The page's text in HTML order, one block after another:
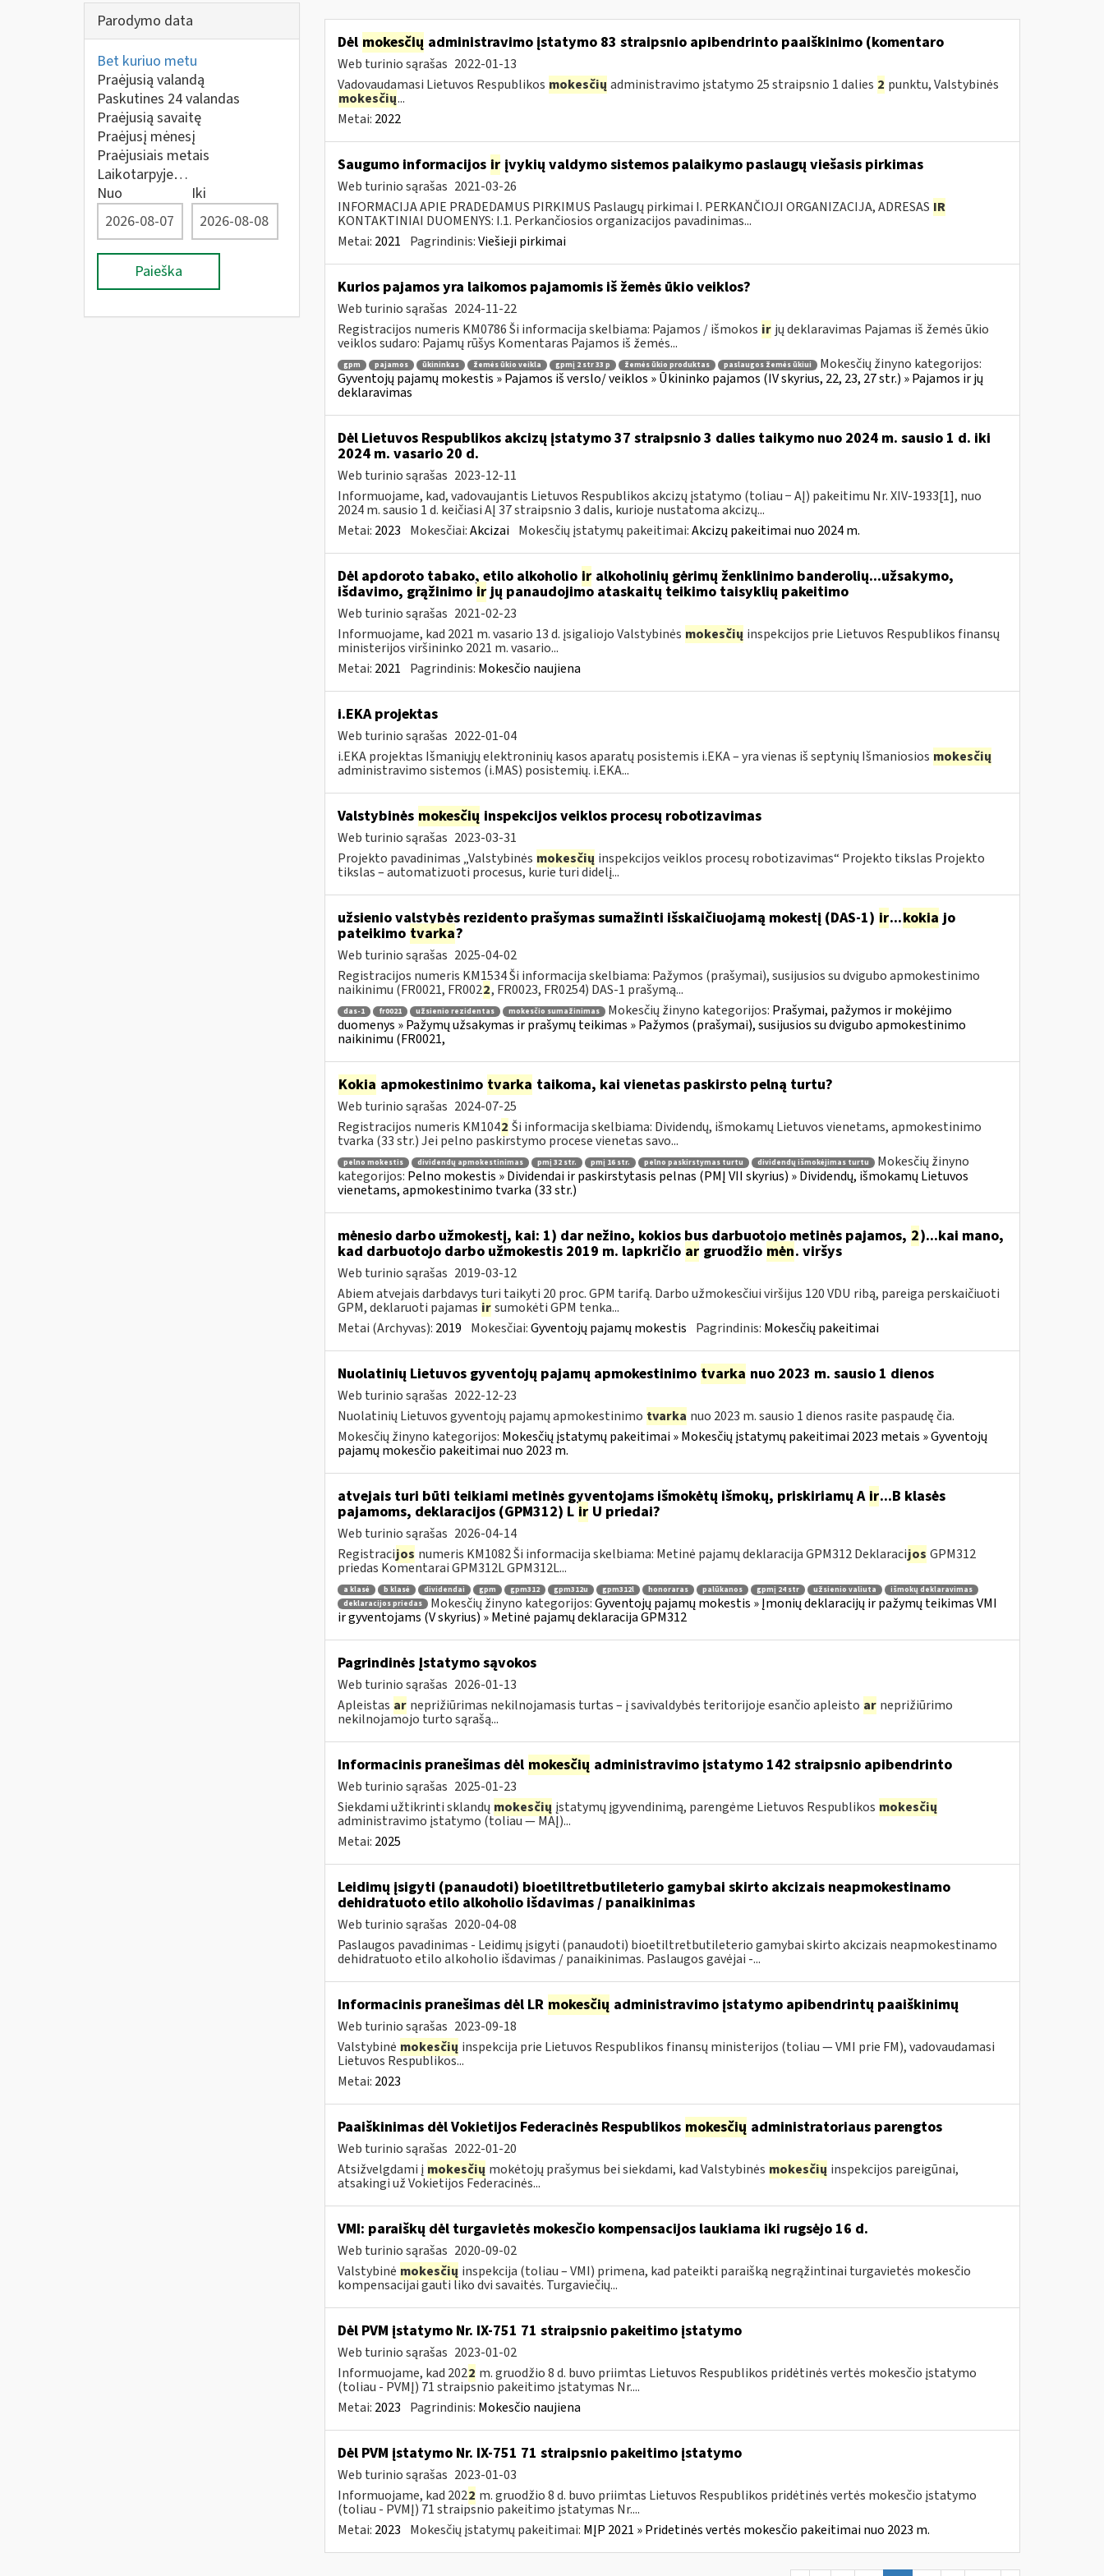
Parodymo data
Bet kuriuo metu
Praėjusią valandą
Paskutines 24 valandas
Praėjusią savaitę
Praėjusį mėnesį
Praėjusiais metais
Laikotarpyje…
Nuo
Iki
Paieška
Dėl mokesčių administravimo įstatymo 83 straipsnio apibendrinto paaiškinimo (komentaro
Web turinio sąrašas 2022-01-13
Vadovaudamasi Lietuvos Respublikos mokesčių administravimo įstatymo 25 straipsnio 1 dalies 2 punktu, Valstybinės
mokesčių...
Metai: 2022
Saugumo informacijos irįvykių valdymo sistemos palaikymo paslaugų viešasis pirkimas
Web turinio sąrašas 2021-03-26
INFORMACIJA APIE PRADEDAMUS PIRKIMUS Paslaugų pirkimai I. PERKANČIOJI ORGANIZACIJA, ADRESAS IR
KONTAKTINIAI DUOMENYS: I.1. Perkančiosios organizacijos pavadinimas...
Metai: 2021 Pagrindinis:Viešieji pirkimai
Kurios pajamos yra laikomos pajamomis iš žemės ūkio veiklos?
Web turinio sąrašas 2024-11-22
Registracijos numeris KM0786 Ši informacija skelbiama: Pajamos / išmokos ir jų deklaravimas Pajamas iš žemės ūkio
veiklos sudaro: Pajamų rūšys Komentaras Pajamos iš žemės...
gpm pajamos ūkininkas žemės ūkio veikla gpmį 2 str 33 p žemės ūkio produktas paslaugos žemės ūkiui
Mokesčių žinyno kategorijos:
Gyventojų pajamų mokestis » Pajamos iš verslo/ veiklos » Ūkininko pajamos (IV skyrius, 22, 23, 27 str.) » Pajamos ir jų
deklaravimas
Dėl Lietuvos Respublikos akcizų įstatymo 37 straipsnio 3 dalies taikymo nuo 2024 m. sausio 1 d. iki
2024 m. vasario 20 d.
Web turinio sąrašas 2023-12-11
Informuojame, kad, vadovaujantis Lietuvos Respublikos akcizų įstatymo (toliau − AĮ) pakeitimu Nr. XIV-1933[1], nuo
2024 m. sausio 1 d. keičiasi AĮ 37 straipsnio 3 dalis, kurioje nustatoma akcizų...
Metai: 2023 Mokesčiai:Akcizai Mokesčių įstatymų pakeitimai:Akcizų pakeitimai nuo 2024 m.
Dėl apdoroto tabako, etilo alkoholio iralkoholinių gėrimų ženklinimo banderolių...užsakymo,
išdavimo, grąžinimo irjų panaudojimo ataskaitų teikimo taisyklių pakeitimo
Web turinio sąrašas 2021-02-23
Informuojame, kad 2021 m. vasario 13 d. įsigaliojo Valstybinės mokesčių inspekcijos prie Lietuvos Respublikos finansų
ministerijos viršininko 2021 m. vasario...
Metai: 2021 Pagrindinis: Mokesčio naujiena
i.EKA projektas
Web turinio sąrašas 2022-01-04
i.EKA projektas Išmaniųjų elektroninių kasos aparatų posistemis i.EKA – yra vienas iš septynių Išmaniosios mokesčių
administravimo sistemos (i.MAS) posistemių. i.EKA...
Valstybinės mokesčių inspekcijos veiklos procesų robotizavimas
Web turinio sąrašas 2023-03-31
Projekto pavadinimas „Valstybinės mokesčių inspekcijos veiklos procesų robotizavimas“ Projekto tikslas Projekto
tikslas – automatizuoti procesus, kurie turi didelį...
užsienio valstybės rezidento prašymas sumažinti išskaičiuojamą mokestį (DAS-1) ir...kokia jo
pateikimo tvarka?
Web turinio sąrašas 2025-04-02
Registracijos numeris KM1534 Ši informacija skelbiama: Pažymos (prašymai), susijusios su dvigubo apmokestinimo
naikinimu (FR0021, FR0022, FR0023, FR0254) DAS-1 prašymą...
das-1 fr0021 užsienio rezidentas mokesčio sumažinimas Mokesčių žinyno kategorijos: Prašymai, pažymos ir mokėjimo
duomenys » Pažymų užsakymas ir prašymų teikimas » Pažymos (prašymai), susijusios su dvigubo apmokestinimo
naikinimu (FR0021,
Kokia apmokestinimo tvarka taikoma, kai vienetas paskirsto pelną turtu?
Web turinio sąrašas 2024-07-25
Registracijos numeris KM1042 Ši informacija skelbiama: Dividendų, išmokamų Lietuvos vienetams, apmokestinimo
tvarka (33 str.) Jei pelno paskirstymo procese vienetas savo...
pelno mokestis dividendų apmokestinimas pmį 32 str. pmį 16 str. pelno paskirstymas turtu dividendų išmokėjimas turtu
Mokesčių žinyno
kategorijos: Pelno mokestis » Dividendai ir paskirstytasis pelnas (PMĮ VII skyrius) » Dividendų, išmokamų Lietuvos
vienetams, apmokestinimo tvarka (33 str.)
mėnesio darbo užmokestį, kai: 1) dar nežino, kokios bus darbuotojo metinės pajamos, 2)...kai mano,
kad darbuotojo darbo užmokestis 2019 m. lapkričio argruodžio mėn. viršys
Web turinio sąrašas 2019-03-12
Abiem atvejais darbdavys turi taikyti 20 proc. GPM tarifą. Darbo užmokesčiui viršijus 120 VDU ribą, pareiga perskaičiuoti
GPM, deklaruoti pajamas ir sumokėti GPM tenka...
Metai (Archyvas): 2019 Mokesčiai:Gyventojų pajamų mokestis Pagrindinis: Mokesčių pakeitimai
Nuolatinių Lietuvos gyventojų pajamų apmokestinimo tvarka nuo 2023 m. sausio 1 dienos
Web turinio sąrašas 2022-12-23
Nuolatinių Lietuvos gyventojų pajamų apmokestinimo tvarka nuo 2023 m. sausio 1 dienos rasite paspaudę čia.
Mokesčių žinyno kategorijos: Mokesčių įstatymų pakeitimai » Mokesčių įstatymų pakeitimai 2023 metais » Gyventojų
pajamų mokesčio pakeitimai nuo 2023 m.
atvejais turi būti teikiami metinės gyventojams išmokėtų išmokų, priskiriamų A ir...B klasės
pajamoms, deklaracijos (GPM312) L irU priedai?
Web turinio sąrašas 2026-04-14
Registracijos numeris KM1082 Ši informacija skelbiama: Metinė pajamų deklaracija GPM312 Deklaracijos GPM312
priedas Komentarai GPM312L GPM312L...
a klasė b klasė dividendai gpm gpm312 gpm312u gpm312l honoraras palūkanos gpmį 24 str užsienio valiuta
išmokų deklaravimas
deklaracijos priedas
Mokesčių žinyno kategorijos:Gyventojų pajamų mokestis » Įmonių deklaracijų ir pažymų teikimas VMI
ir gyventojams (V skyrius) » Metinė pajamų deklaracija GPM312
Pagrindinės Įstatymo sąvokos
Web turinio sąrašas 2026-01-13
Apleistas ar neprižiūrimas nekilnojamasis turtas – į savivaldybės teritorijoje esančio apleisto ar neprižiūrimo
nekilnojamojo turto sąrašą...
Informacinis pranešimas dėl mokesčių administravimo įstatymo 142 straipsnio apibendrinto
Web turinio sąrašas 2025-01-23
Siekdami užtikrinti sklandų mokesčių įstatymų įgyvendinimą, parengėme Lietuvos Respublikos mokesčių
administravimo įstatymo (toliau — MAĮ)...
Metai: 2025
Leidimų įsigyti (panaudoti) bioetiltretbutileterio gamybai skirto akcizais neapmokestinamo
dehidratuoto etilo alkoholio išdavimas / panaikinimas
Web turinio sąrašas 2020-04-08
Paslaugos pavadinimas - Leidimų įsigyti (panaudoti) bioetiltretbutileterio gamybai skirto akcizais neapmokestinamo
dehidratuoto etilo alkoholio išdavimas / panaikinimas. Paslaugos gavėjai -...
Informacinis pranešimas dėl LR mokesčių administravimo įstatymo apibendrintų paaiškinimų
Web turinio sąrašas 2023-09-18
Valstybinė mokesčių inspekcija prie Lietuvos Respublikos finansų ministerijos (toliau — VMI prie FM), vadovaudamasi
Lietuvos Respublikos...
Metai: 2023
Paaiškinimas dėl Vokietijos Federacinės Respublikos mokesčių administratoriaus parengtos
Web turinio sąrašas 2022-01-20
Atsižvelgdami į mokesčių mokėtojų prašymus bei siekdami, kad Valstybinės mokesčių inspekcijos pareigūnai,
atsakingi už Vokietijos Federacinės...
VMI: paraiškų dėl turgavietės mokesčio kompensacijos laukiama iki rugsėjo 16 d.
Web turinio sąrašas 2020-09-02
Valstybinė mokesčių inspekcija (toliau – VMI) primena, kad pateikti paraišką negrąžintinai turgavietės mokesčio
kompensacijai gauti liko dvi savaitės. Turgaviečių...
Dėl PVM įstatymo Nr. IX-751 71 straipsnio pakeitimo įstatymo
Web turinio sąrašas 2023-01-02
Informuojame, kad 2022 m. gruodžio 8 d. buvo priimtas Lietuvos Respublikos pridėtinės vertės mokesčio įstatymo
(toliau ­- PVMĮ) 71 straipsnio pakeitimo įstatymas Nr....
Metai: 2023 Pagrindinis: Mokesčio naujiena
Dėl PVM įstatymo Nr. IX-751 71 straipsnio pakeitimo įstatymo
Web turinio sąrašas 2023-01-03
Informuojame, kad 2022 m. gruodžio 8 d. buvo priimtas Lietuvos Respublikos pridėtinės vertės mokesčio įstatymo
(toliau ­- PVMĮ) 71 straipsnio pakeitimo įstatymas Nr....
Metai: 2023 Mokesčių įstatymų pakeitimai: MĮP 2021 » Pridetinės vertės mokesčio pakeitimai nuo 2023 m.